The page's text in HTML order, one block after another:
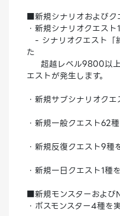
■新規シナリオおよびク
・新規シナリオクエスト
- シナリオクエスト「
た
超越レベル9800以上
エストが発生します。
・新規サブシナリオク
・新規一般クエスト62
・新規反復クエスト9種
・新規一日クエスト1種
■新規モンスターおよび
・ボスモンスター4種を